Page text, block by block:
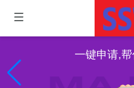
一键申请,